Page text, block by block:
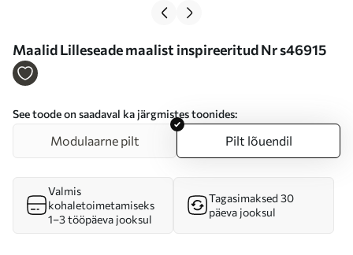
Maalid Lilleseade maalist inspireeritud Nr s46915
See toode on saadaval ka järgmistes toonides:
Modulaarne pilt Pilt lõuendil
Valmis
kohaletoimetamiseks
1–3 tööpäeva jooksul
Tagasimaksed 30
päeva jooksul